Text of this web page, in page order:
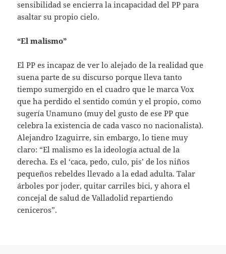
sensibilidad se encierra la incapacidad del PP para
asaltar su propio cielo.
“El malismo”
El PP es incapaz de ver lo alejado de la realidad que
suena parte de su discurso porque lleva tanto
tiempo sumergido en el cuadro que le marca Vox
que ha perdido el sentido común y el propio, como
sugería Unamuno (muy del gusto de ese PP que
celebra la existencia de cada vasco no nacionalista).
Alejandro Izaguirre, sin embargo, lo tiene muy
claro: “El malismo es la ideología actual de la
derecha. Es el ‘caca, pedo, culo, pis’ de los niños
pequeños rebeldes llevado a la edad adulta. Talar
árboles por joder, quitar carriles bici, y ahora el
concejal de salud de Valladolid repartiendo
ceniceros”.